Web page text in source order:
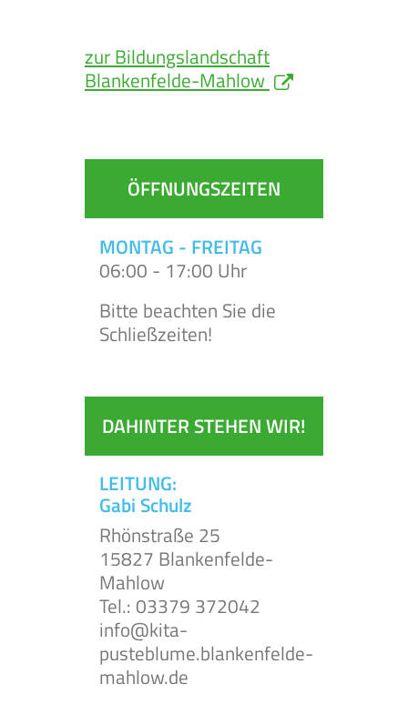
zur Bildungslandschaft
Blankenfelde-Mahlow
ÖFFNUNGSZEITEN
MONTAG - FREITAG
06:00 - 17:00 Uhr
Bitte beachten Sie die
Schließzeiten!
DAHINTER STEHEN WIR!
LEITUNG:
Gabi Schulz
Rhönstraße 25
15827 Blankenfelde-
Mahlow
Tel.: 03379 372042
info@kita-
pusteblume.blankenfelde-
mahlow.de